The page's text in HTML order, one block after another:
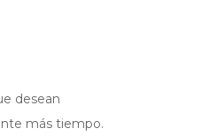
desean
más tiempo.